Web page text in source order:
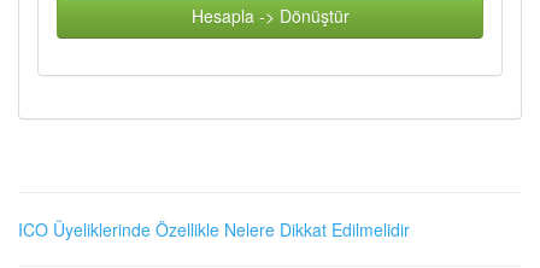
Hesapla -> Dönüştür
ICO Üyeliklerinde Özellikle Nelere Dikkat Edilmelidir